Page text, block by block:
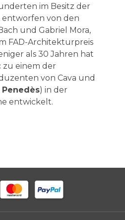
im Besitz der
entworfen von den
und Gabriel Mora,
FAD-Architekturpreis
als 30 Jahren hat
zu einem der
von Cava und
Penedès) in der
entwickelt.